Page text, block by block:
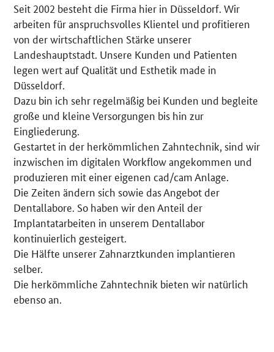
Details
Seit 2002 besteht die Firma hier in Düsseldorf. Wir
arbeiten für anspruchsvolles Klientel und profitieren
von der wirtschaftlichen Stärke unserer
Landeshauptstadt. Unsere Kunden und Patienten
legen wert auf Qualität und Esthetik made in
Düsseldorf.
Dazu bin ich sehr regelmäßig bei Kunden und begleite
große und kleine Versorgungen bis hin zur
Eingliederung.
Gestartet in der herkömmlichen Zahntechnik, sind wir
inzwischen im digitalen Workflow angekommen und
produzieren mit einer eigenen cad/cam Anlage.
Die Zeiten ändern sich sowie das Angebot der
Dentallabore. So haben wir den Anteil der
Implantatarbeiten in unserem Dentallabor
kontinuierlich gesteigert.
Die Hälfte unserer Zahnarztkunden implantieren
selber.
Die herkömmliche Zahntechnik bieten wir natürlich
ebenso an.